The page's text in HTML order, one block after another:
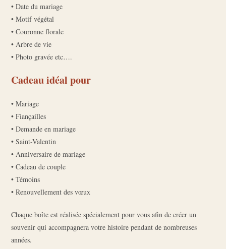
• Date du mariage
• Motif végétal
• Couronne florale
• Arbre de vie
• Photo gravée etc….
Cadeau idéal pour
• Mariage
• Fiançailles
• Demande en mariage
• Saint-Valentin
• Anniversaire de mariage
• Cadeau de couple
• Témoins
• Renouvellement des vœux
Chaque boîte est réalisée spécialement pour vous afin de créer un
souvenir qui accompagnera votre histoire pendant de nombreuses
années.